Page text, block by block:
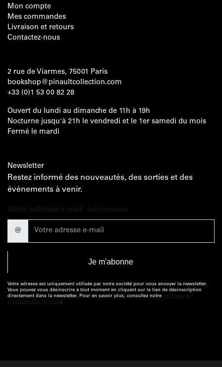
Mon compte
Mes commandes
Livraison et retours
Contactez-nous
2 rue de Viarmes, 75001 Paris
bookshop@pinaultcollection.com
+33 (0)1 53 00 82 28
Ouvert du lundi au dimanche de 11h à 19h
Nocturne jusqu'à 21h le vendredi et le 1er samedi du mois
Fermé le mardi
Newsletter
Restez informé des nouveautés, des sorties et des
événements à venir.
Votre adresse e-mail (obligatoire)
@
Votre adresse est uniquement utilisée par notre société pour vous envoyer la newsletter.
Vous pouvez vous désinscrire à tout moment en cliquant sur le lien de désinscription
directement dans la newsletter. Pour en savoir plus, consultez notre
politique de
protection des données .